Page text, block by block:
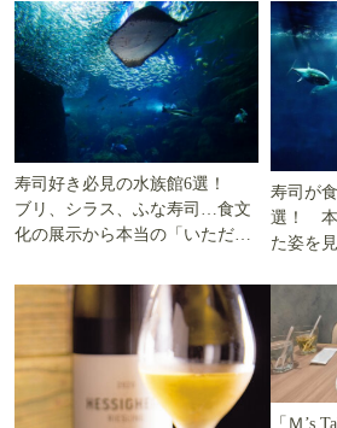
寿司好き必見の水族館6選！
ブリ、シラス、ふな寿司…食文
化の展示から本当の「いただき
寿司が
選！ 本
た姿を
「Ｍ’s Table」さんへ。アレルギー